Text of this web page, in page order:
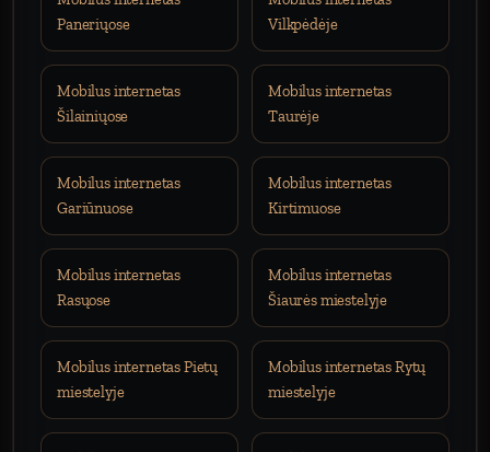
Paneriųose
Vilkpėdėje
Mobilus internetas
Šilainiųose
Mobilus internetas
Taurėje
Mobilus internetas
Gariūnuose
Mobilus internetas
Kirtimuose
Mobilus internetas
Rasųose
Mobilus internetas
Šiaurės miestelyje
Mobilus internetas Pietų
miestelyje
Mobilus internetas Rytų
miestelyje